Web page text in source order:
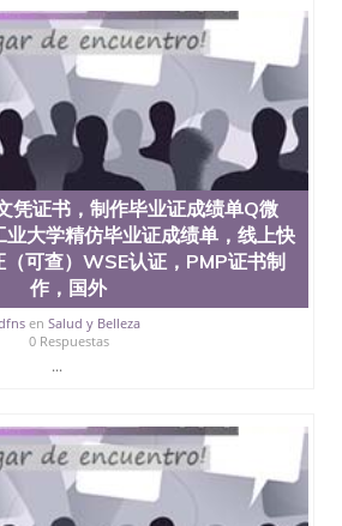
客户确认； 5、电子图确认好转成
品做好拍照或者视频确认再付余
（国内顺丰，国外DHL）。 三、
明材料 1、教育部学历学位认证，
存档。 2、留学回国人员证明
网站真实存档可查。 3、留信网
存档可查，终身受用。 四、办理
术与建筑学院、商学院、交流学
院、教育学院、工程学院、健康
息工程与科学学院、人文学院、
等。学校的教育学院排名在全美
在前十五名，且继续攀升中。纽
本科、硕士及博士学位。学校的
学、MBA、财务、教育、建筑工
理、文学、音乐、生物学、统计
、天文学、农业、环境污染控
、生物工程、建筑设计、工商管
会科学、心理学、戏剧、市场营
机科学、物理学、人工智能、商
户提供相关材料，确定客户办理
案； 2、补充毕业证成绩单等相关
申请账号，付定金； 4、预约递
凭证书，制作毕业证成绩单Q微
大学精仿毕业证成绩单，线上快
可查）WSE认证，PMP证书制
作，国外
en Salud y Belleza
0 Respuestas
...